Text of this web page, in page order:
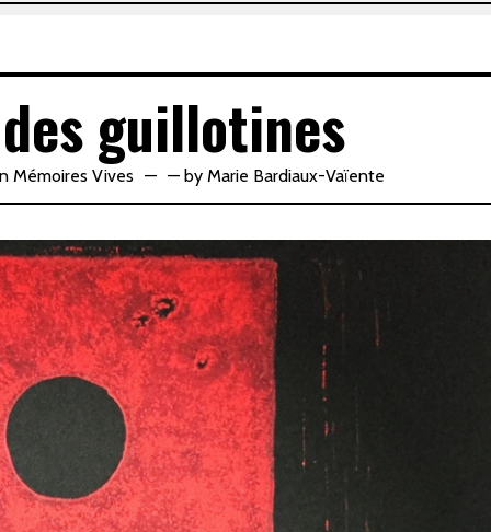
des guillotines
Mémoires Vives — byMarie Bardiaux-Vaïente